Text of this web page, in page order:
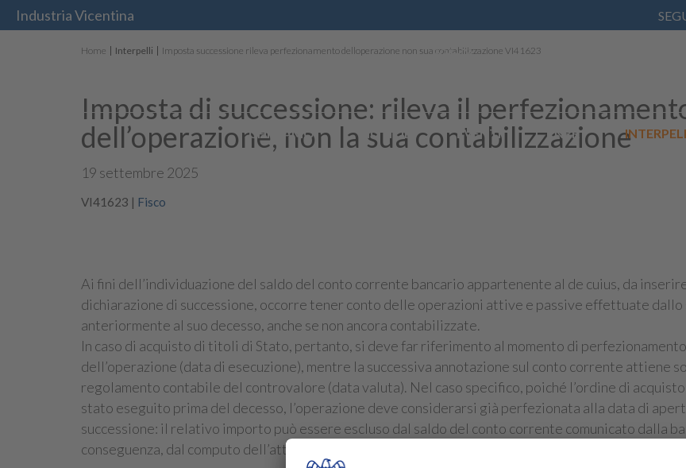
Industria Vicentina
CHI SIAMO NOTIZIE EVENTI PNRR
Home Interpelli Imposta successione rileva perfezionamento delloperazione non sua contabilizzazione VI41623
Imposta di successione: rileva il
dell’operazione, non la sua contabilizzazione
19 settembre 2025
VI41623 | Fisco
Ai fini dell’individuazione del saldo del conto corrente bancario appartenente al de cuius, da
dichiarazione di successione, occorre tener conto delle operazioni attive e passive effettuate dallo
anteriormente al suo decesso, anche se non ancora contabilizzate.
In caso di acquisto di titoli di Stato, pertanto, si deve far riferimento al momento di perfezionamento
dell’operazione (data di esecuzione), mentre la successiva annotazione sul conto corrente attiene
regolamento contabile del controvalore (data valuta). Nel caso specifico, poiché l’ordine di
stato eseguito prima del decesso, l’operazione deve considerarsi già perfezionata alla data di
successione: il relativo importo può essere escluso dal saldo del conto corrente comunicato dalla
conseguenza, dal computo dell’attivo ereditario ai fini del calcolo dell’imposta di successione.